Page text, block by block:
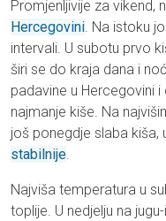
Promjenljivije za vikend,
Hercegovini. Na istoku
intervali. U subotu prvo
širi se do kraja dana i
padavine u Hercegovini
najmanje kiše. Na
još ponegdje slaba kiša,
stabilnije.
Najviša temperatura u
toplije. U nedjelju na